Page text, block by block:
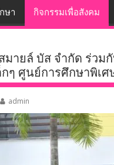
ษา กิจกรรมเพื่อสังคม
มายล์ บัส จำกัด ร่วม
กๆ ศูนย์การศึกษาพิเ
admin